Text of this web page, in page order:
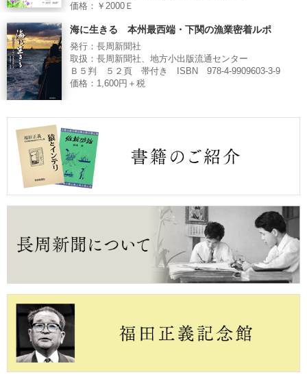
価格：￥2000Ｅ
海に生きる 本州最西端・下関の漁業密着ルポ
発行：長周新聞社
取扱：長周新聞社、地方小出版流通センター
Ｂ５判 ５２頁 帯付き ISBN 978-4-9909603-3-9
価格：1,600円＋税